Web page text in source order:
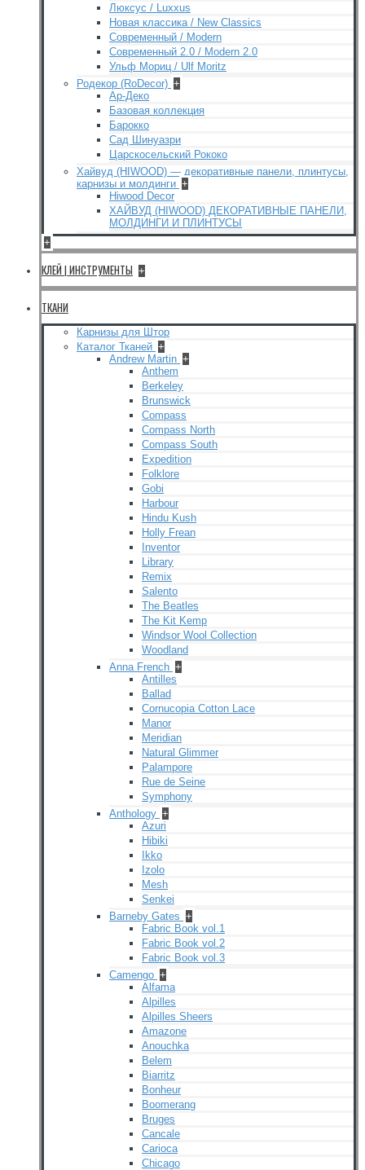
Люксус / Luxxus
Новая классика / New Classics
Современный / Modern
Современный 2.0 / Modern 2.0
Ульф Мориц / Ulf Moritz
Родекор (RoDecor) +
Ар-Деко
Базовая коллекция
Барокко
Сад Шинуазри
Царскосельский Рококо
Хайвуд (HIWOOD) — декоративные панели, плинтусы,
карнизы и молдинги +
Hiwood Decor
ХАЙВУД (HIWOOD) ДЕКОРАТИВНЫЕ ПАНЕЛИ,
МОЛДИНГИ И ПЛИНТУСЫ
+
КЛЕЙ | ИНСТРУМЕНТЫ +
ТКАНИ
Карнизы для Штор
Каталог Тканей +
Andrew Martin +
Anthem
Berkeley
Brunswick
Compass
Compass North
Compass South
Expedition
Folklore
Gobi
Harbour
Hindu Kush
Holly Frean
Inventor
Library
Remix
Salento
The Beatles
The Kit Kemp
Windsor Wool Collection
Woodland
Anna French +
Antilles
Ballad
Cornucopia Cotton Lace
Manor
Meridian
Natural Glimmer
Palampore
Rue de Seine
Symphony
Anthology +
Azuri
Hibiki
Ikko
Izolo
Mesh
Senkei
Barneby Gates +
Fabric Book vol.1
Fabric Book vol.2
Fabric Book vol.3
Camengo +
Alfama
Alpilles
Alpilles Sheers
Amazone
Anouchka
Belem
Biarritz
Bonheur
Boomerang
Bruges
Cancale
Carioca
Chicago